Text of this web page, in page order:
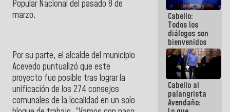
Popular Nacional del pasado 8 de
marzo.
Por su parte, el alcalde del municipio
Acevedo puntualizó que este
proyecto fue posible tras lograr la
unificación de los 274 consejos
comunales de la localidad en un solo
primer
encuentro
presencial
para el
diálogo
Cabello:
Todos los
diálogos son
bienvenidos
siempre que
estén en el
marco de la
Constitución
de la
República
Cabello al
palangrista
Avendaño: